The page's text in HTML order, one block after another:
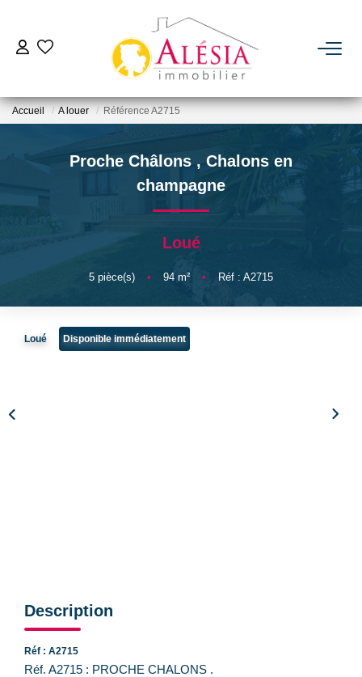
ACHETER
BIENS VENDUS / LOUÉS
NOTRE AGENCE
Accueil A louer Référence A2715
Proche Châlons , Chalons en
champagne
Loué
5 pièce(s) • 94 m² • Réf : A2715
Loué Disponible immédiatement
Description
Réf : A2715
Réf. A2715 : PROCHE CHALONS .